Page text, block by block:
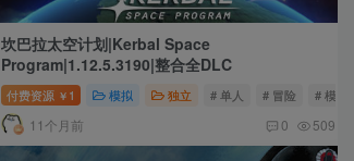
坎巴拉太空计划|Kerbal Space
Program|1.12.5.3190|整合全DLC
付费资源 ￥ 1 模拟 独立 # 单人 # 冒险 # 模拟
11个月前 0 509